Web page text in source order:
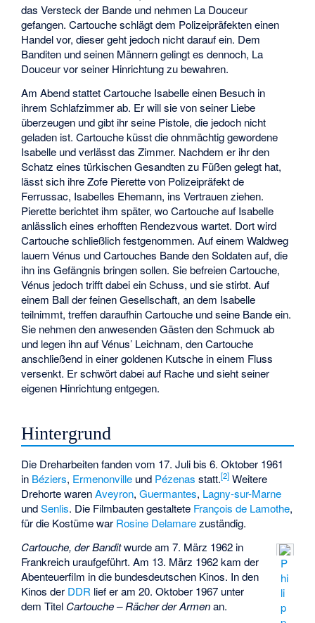
das Versteck der Bande und nehmen La Douceur
gefangen. Cartouche schlägt dem Polizeipräfekten einen
Handel vor, dieser geht jedoch nicht darauf ein. Dem
Banditen und seinen Männern gelingt es dennoch, La
Douceur vor seiner Hinrichtung zu bewahren.
Am Abend stattet Cartouche Isabelle einen Besuch in
ihrem Schlafzimmer ab. Er will sie von seiner Liebe
überzeugen und gibt ihr seine Pistole, die jedoch nicht
geladen ist. Cartouche küsst die ohnmächtig gewordene
Isabelle und verlässt das Zimmer. Nachdem er ihr den
Schatz eines türkischen Gesandten zu Füßen gelegt hat,
lässt sich ihre Zofe Pierette von Polizeipräfekt de
Ferrussac, Isabelles Ehemann, ins Vertrauen ziehen.
Pierette berichtet ihm später, wo Cartouche auf Isabelle
anlässlich eines erhofften Rendezvous wartet. Dort wird
Cartouche schließlich festgenommen. Auf einem Waldweg
lauern Vénus und Cartouches Bande den Soldaten auf, die
ihn ins Gefängnis bringen sollen. Sie befreien Cartouche,
Vénus jedoch trifft dabei ein Schuss, und sie stirbt. Auf
einem Ball der feinen Gesellschaft, an dem Isabelle
teilnimmt, treffen daraufhin Cartouche und seine Bande ein.
Sie nehmen den anwesenden Gästen den Schmuck ab
und legen ihn auf Vénus’ Leichnam, den Cartouche
anschließend in einer goldenen Kutsche in einem Fluss
versenkt. Er schwört dabei auf Rache und sieht seiner
eigenen Hinrichtung entgegen.
Hintergrund
Die Dreharbeiten fanden vom 17. Juli bis 6. Oktober 1961
in Béziers, Ermenonville und Pézenas statt.[2] Weitere
Drehorte warenAveyron,Guermantes, Lagny-sur-Marne
undSenlis. Die Filmbauten gestaltete François de Lamothe,
für die Kostüme war Rosine Delamarezuständig.
P
hi
li
p
Cartouche, der Banditwurde am 7. März 1962 in
Frankreich uraufgeführt. Am 13. März 1962 kam der
Abenteuerfilm in die bundesdeutschen Kinos. In den
Kinos der DDR lief er am 20. Oktober 1967 unter
dem Titel Cartouche – Rächer der Armenan.